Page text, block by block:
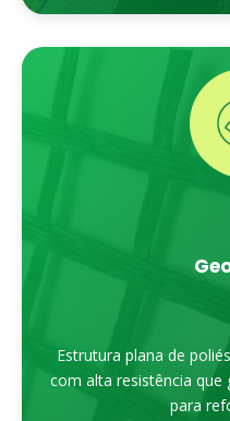
Estrutura plana de
com alta resistência
para